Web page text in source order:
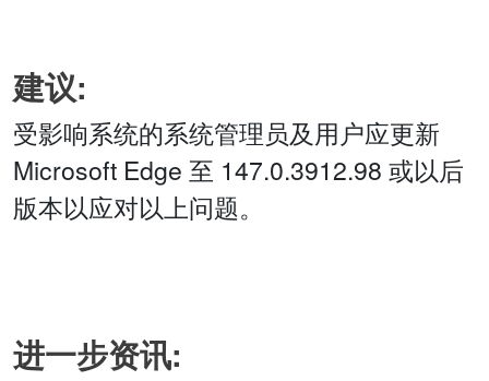
建议:
受影响系统的系统管理员及用户应更新
Microsoft Edge 至 147.0.3912.98 或以后
版本以应对以上问题。
进一步资讯: